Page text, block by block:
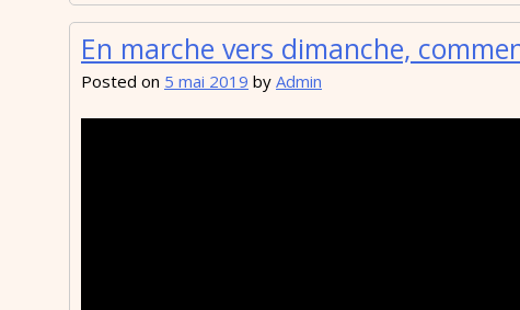
En marche vers dimanche,
Posted on 5 mai 2019 by Admin